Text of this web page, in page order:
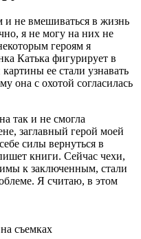
и не вмешиваться в жизнь
я не могу на них не
героям я
Катька фигурирует в
ее стали узнавать
она с охотой согласилась
так и не смогла
заглавный герой моей
силы вернуться в
книги. Сейчас чехи,
к заключенным, стали
Я считаю, в этом
съемках